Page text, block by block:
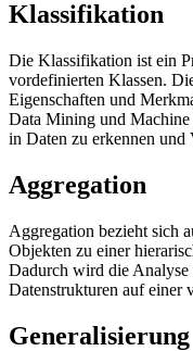
Klassifikation
Die Klassifikation ist ein
vordefinierten Klassen.
Eigenschaften und
Data Mining und
in Daten zu erkennen und
Aggregation
Aggregation bezieht sich
Objekten zu einer
Dadurch wird die
Datenstrukturen auf einer
Generalisierung